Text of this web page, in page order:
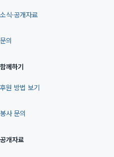
소식·공개자료
문의
함께하기
후원 방법 보기
봉사 문의
공개자료